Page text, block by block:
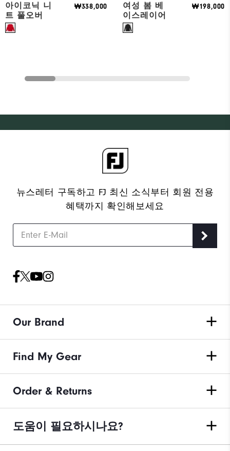
아이코닉 니
트 풀오버
₩338,000
여성 봄 베
이스레이어
₩198,000
뉴스레터 구독하고 FJ 최신 소식부터 회원 전용
혜택까지 확인해보세요
Our Brand
Find My Gear
Order & Returns
도움이 필요하시나요?